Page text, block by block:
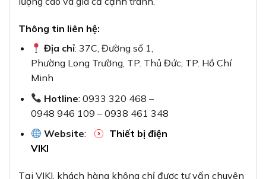
mãi tốt nhất và dịch vụ giao
hàng nhanh chóng tại khu vực TP. Hồ Chí Minh.
8. Kết luận và đánh giá tổng quan về
Schneider XA2EW36B1
Nút nhấn nhả có đèn báo Schneider
XA2EW36B1 là một lựa chọn tuyệt vời cho các hệ
thống điều
khiển công nghiệp, với thiết kế bền bỉ, đáng tin cậy
hiệu tiện lợi. Mặc dù giá thành có thể cao hơn các